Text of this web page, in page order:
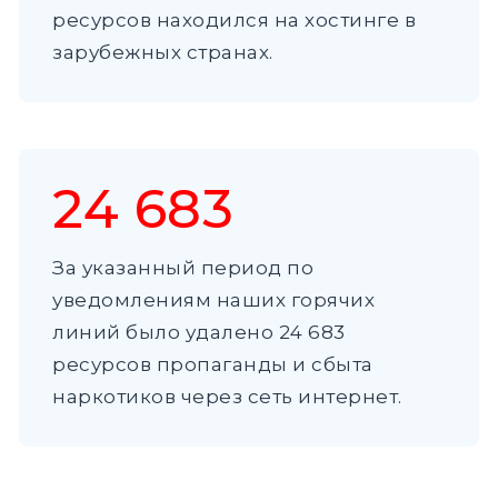
ресурсов находился на хостинге в
зарубежных странах.
24 683
За указанный период по
уведомлениям наших горячих
линий было удалено 24 683
ресурсов пропаганды и сбыта
наркотиков через сеть интернет.